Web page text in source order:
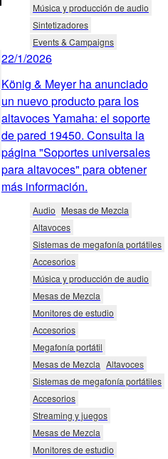
Música y producción de audio
Sintetizadores
Events & Campaigns
22/1/2026
König & Meyer ha anunciado
un nuevo producto para los
altavoces Yamaha: el soporte
de pared 19450. Consulta la
página "Soportes universales
para altavoces" para obtener
más información.
Audio Mesas de Mezcla
Altavoces
Sistemas de megafonía portátiles
Accesorios
Música y producción de audio
Mesas de Mezcla
Monitores de estudio
Accesorios
Megafonía portátil
Mesas de Mezcla Altavoces
Sistemas de megafonía portátiles
Accesorios
Streaming y juegos
Mesas de Mezcla
Monitores de estudio